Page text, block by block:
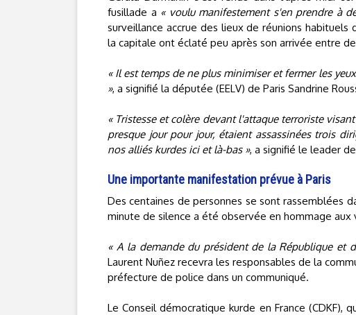
fusillade a « voulu manifestement s'en prendre à
surveillance accrue des lieux de réunions
la capitale ont éclaté peu après son arrivée entre
« Il est temps de ne plus minimiser et fermer les
», a signifié la députée (EELV) de Paris Sandrine
« Tristesse et colère devant l'attaque terroriste
presque jour pour jour, étaient assassinées trois
nos alliés kurdes ici et là-bas », a signifié le leader
Une importante manifestation prévue à Paris
Des centaines de personnes se sont rassemblées
minute de silence a été observée en hommage aux
« A la demande du président de la République et
Laurent Nuñez recevra les responsables de la
préfecture de police dans un communiqué.
Le Conseil démocratique kurde en France (CDKF),